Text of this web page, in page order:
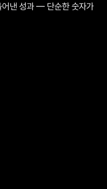
낸 성과 — 단순한 숫자가